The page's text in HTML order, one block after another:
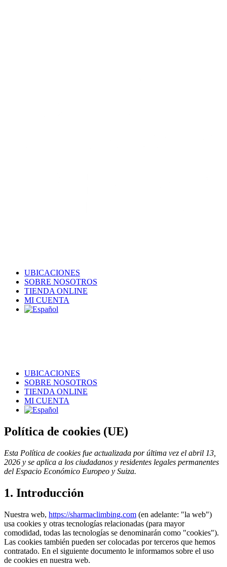
UBICACIONES
SOBRE NOSOTROS
TIENDA ONLINE
MI CUENTA
UBICACIONES
SOBRE NOSOTROS
TIENDA ONLINE
MI CUENTA
Política de cookies (UE)
Esta Política de cookies fue actualizada por última vez el abril 13,
2026 y se aplica a los ciudadanos y residentes legales permanentes
del Espacio Económico Europeo y Suiza.
1. Introducción
Nuestra web, https://sharmaclimbing.com (en adelante: "la web")
usa cookies y otras tecnologías relacionadas (para mayor
comodidad, todas las tecnologías se denominarán como "cookies").
Las cookies también pueden ser colocadas por terceros que hemos
contratado. En el siguiente documento le informamos sobre el uso
de cookies en nuestra web.